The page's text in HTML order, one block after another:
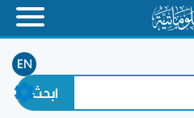
EN